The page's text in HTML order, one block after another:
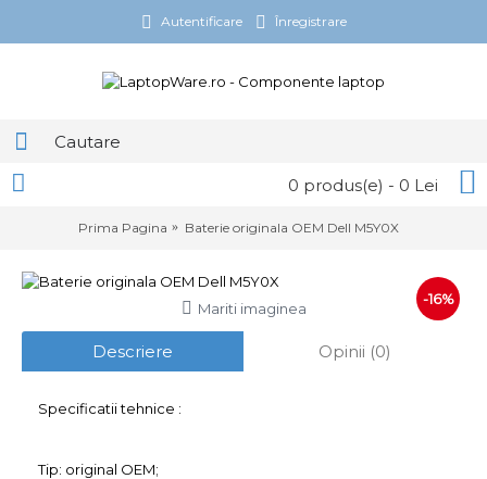
Autentificare Înregistrare
0 produs(e) - 0 Lei
Prima Pagina Baterie originala OEM Dell M5Y0X
-16%
Mariti imaginea
Descriere Opinii (0)
Specificatii tehnice :
Tip: original OEM;